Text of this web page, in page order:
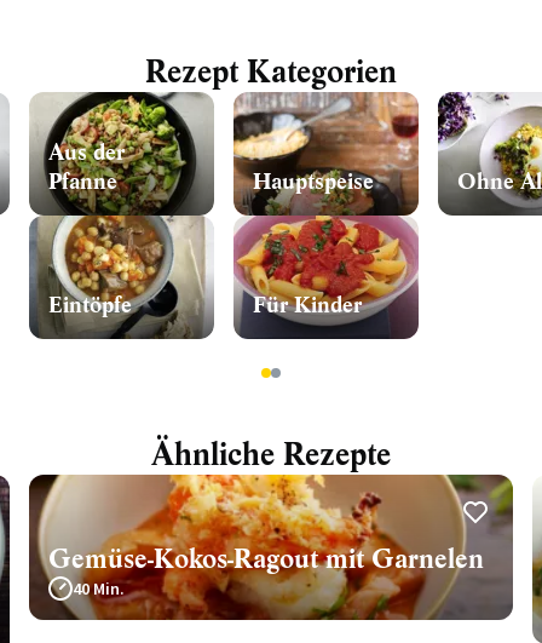
Rezept Kategorien
Aus der
Pfanne
Eintöpfe
Hauptspeise
Für Kinder
Ohne
12
Ähnliche Rezepte
Gemüse-Kokos-Ragout mit Garnelen
40 Min.